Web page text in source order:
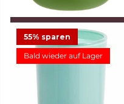
LEGEN
Duftwachsglas Mood
55% sparen
Bald wieder auf Lager